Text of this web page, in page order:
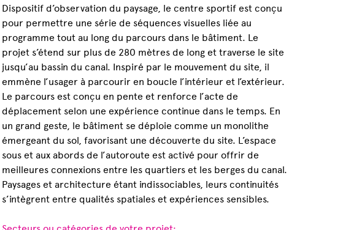
Dispositif d’observation du paysage, le centre sportif est conçu
pour permettre une série de séquences visuelles liée au
programme tout au long du parcours dans le bâtiment. Le
projet s’étend sur plus de 280 mètres de long et traverse le site
jusqu’au bassin du canal. Inspiré par le mouvement du site, il
emmène l’usager à parcourir en boucle l’intérieur et l’extérieur.
Le parcours est conçu en pente et renforce l’acte de
déplacement selon une expérience continue dans le temps. En
un grand geste, le bâtiment se déploie comme un monolithe
émergeant du sol, favorisant une découverte du site. L’espace
sous et aux abords de l’autoroute est activé pour offrir de
meilleures connexions entre les quartiers et les berges du canal.
Paysages et architecture étant indissociables, leurs continuités
s’intègrent entre qualités spatiales et expériences sensibles.